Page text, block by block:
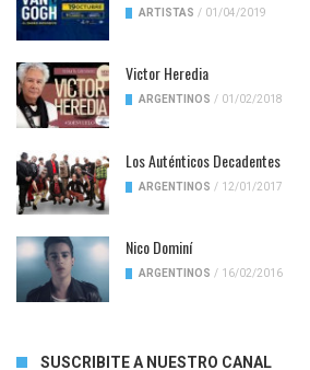
ARTISTAS / 01/04/2019
Victor Heredia
ARGENTINOS / 01/02/2018
Los Auténticos Decadentes
ARGENTINOS / 12/01/2017
Nico Dominí
ARGENTINOS / 16/02/2016
SUSCRIBITE A NUESTRO CANAL